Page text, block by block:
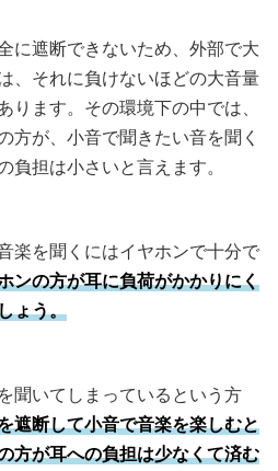
に遮断できないため、外部で大
、それに負けないほどの大音量
ります。その環境下の中では、
方が、小音で聞きたい音を聞く
負担は小さいと言えます。
楽を聞くにはイヤホンで十分で
ンの方が耳に負荷がかかりにく
ょう。
聞いてしまっているという方
遮断して小音で音楽を楽しむと
方が耳への負担は少なくて済む